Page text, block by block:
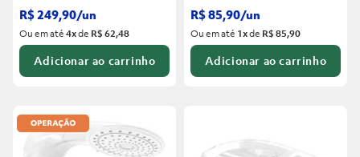
R$249,90/un
Ou em até4xde R$ 62,48
Adicionar ao carrinho
R$85,90/un
Ou em até 1xde R$ 85,90
Adicionar ao carrinho